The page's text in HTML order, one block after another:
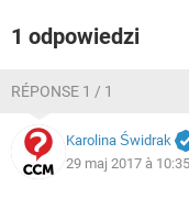
1 odpowiedzi
RÉPONSE 1 / 1
Karolina Świdrak
29 maj 2017 à 10:35